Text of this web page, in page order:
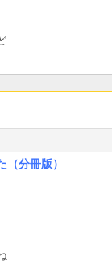
分冊版）